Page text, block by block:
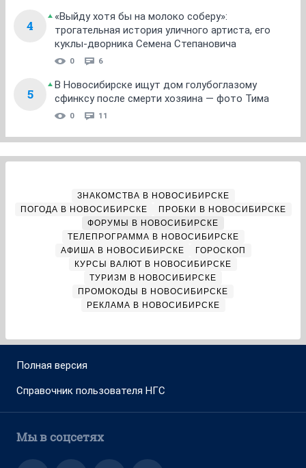
4
«Выйду хотя бы на молоко соберу»:
трогательная история уличного артиста, его
куклы-дворника Семена Степановича
0 6
5
В Новосибирске ищут дом голубоглазому
сфинксу после смерти хозяина — фото Тима
0 11
ЗНАКОМСТВА В НОВОСИБИРСКЕ
ПОГОДА В НОВОСИБИРСКЕ
ПРОБКИ В НОВОСИБИРСКЕ
ФОРУМЫ В НОВОСИБИРСКЕ
ТЕЛЕПРОГРАММА В НОВОСИБИРСКЕ
АФИША В НОВОСИБИРСКЕ
ГОРОСКОП
КУРСЫ ВАЛЮТ В НОВОСИБИРСКЕ
ТУРИЗМ В НОВОСИБИРСКЕ
ПРОМОКОДЫ В НОВОСИБИРСКЕ
РЕКЛАМА В НОВОСИБИРСКЕ
Полная версия
Справочник пользователя НГС
Мы в соцсетях